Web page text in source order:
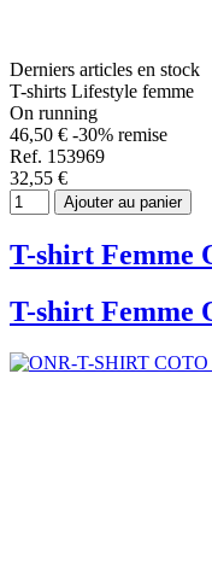
Derniers articles en stock
T-shirts Lifestyle femme
On running
46,50 € -30% remise
Ref. 153969
32,55 €
Ajouter au panier
T-shirt Femme
T-shirt Femme